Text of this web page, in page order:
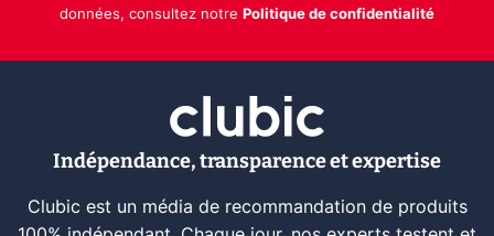
données, consultez notre Politique de confidentialité
Indépendance, transparence et expertise
Clubic est un média de recommandation de produits